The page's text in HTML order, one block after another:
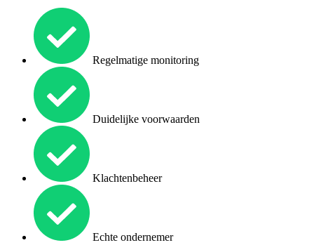
Regelmatige monitoring
Duidelijke voorwaarden
Klachtenbeheer
Echte ondernemer